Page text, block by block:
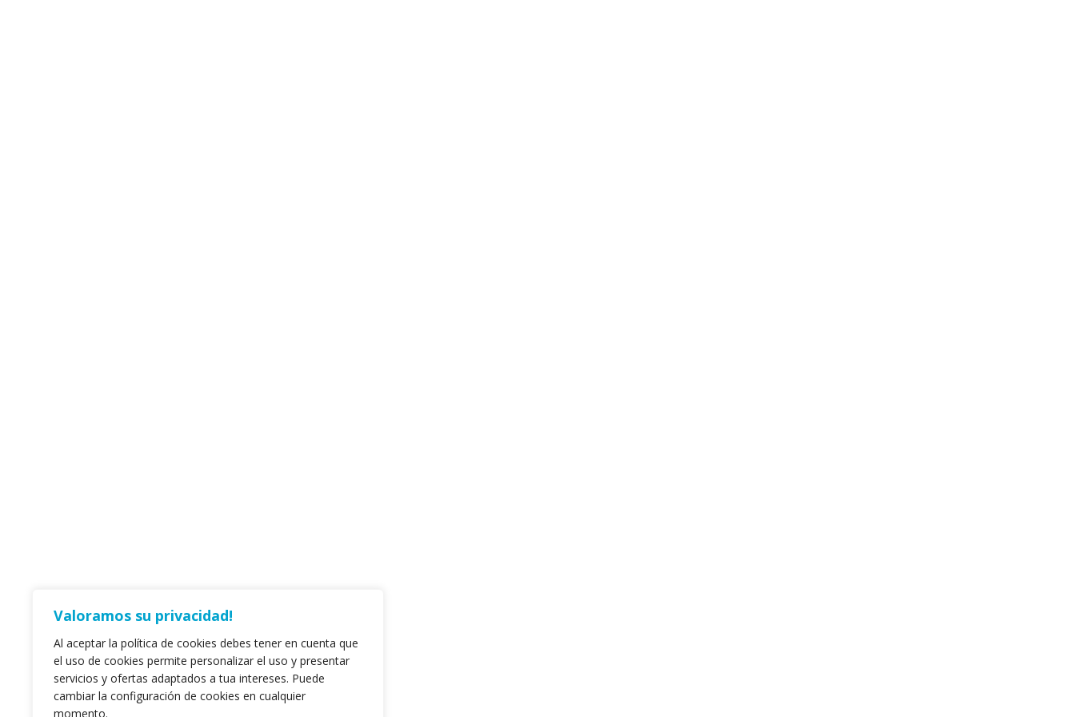
Valoramos su privacidad!
Al aceptar la política de cookies debes tener en cuenta que
el uso de cookies permite personalizar el uso y presentar
servicios y ofertas adaptados a tua intereses. Puede
cambiar la configuración de cookies en cualquier
momento.